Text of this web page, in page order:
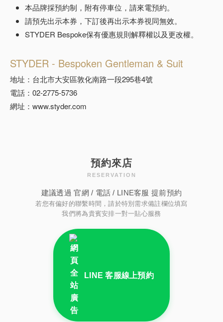
本品牌採預約制，附有停車位，請來電預約。
請預先出示本券，下訂後再出示本券視同無效。
STYDER Bespoke保有優惠規則解釋權以及更改權。
STYDER - Bespoken Gentleman & Suit
地址：台北市大安區敦化南路一段295巷4號
電話：02-2775-5736
網址：www.styder.com
預約來店
RESERVATION
建議透過 官網 / 電話 / LINE客服 提前預約
若您有偏好的聯繫時間，請於特別需求備註欄位填寫
我們將為貴賓安排一對一貼心服務
LINE 客服線上預約